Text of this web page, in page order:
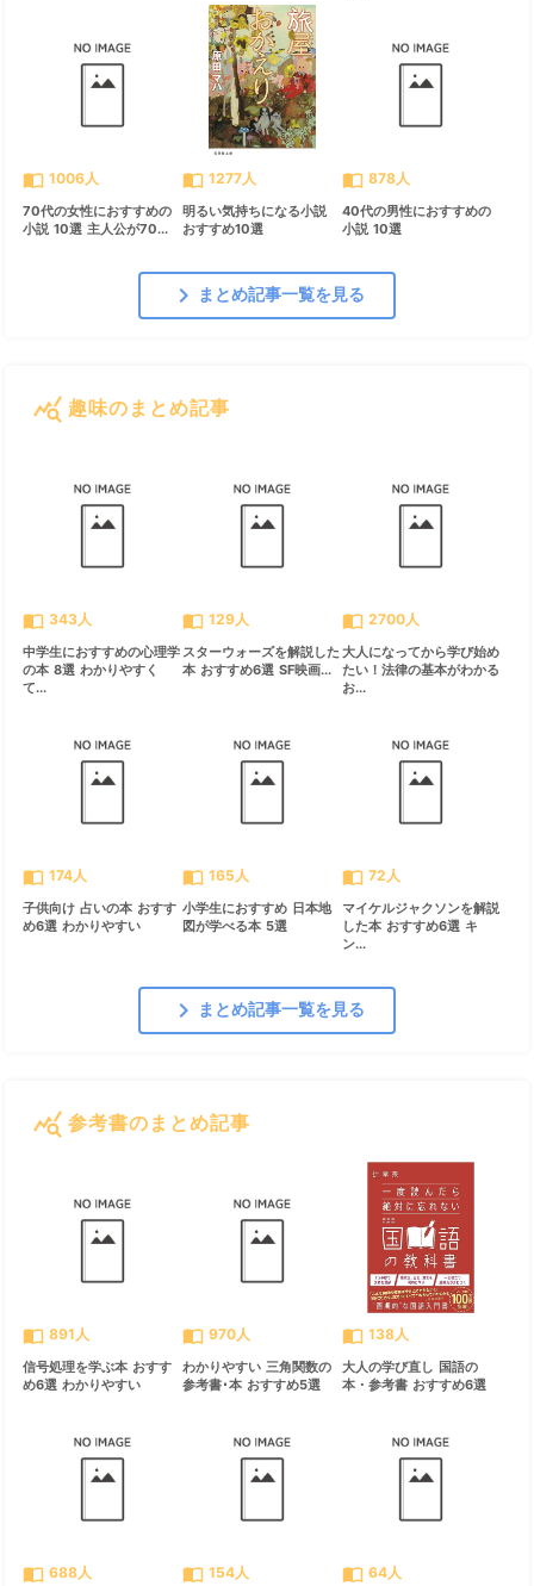
import_contacts 1006人
70代の女性におすすめの
小説 10選 主人公が70...
import_contacts 1277人
明るい気持ちになる小説
おすすめ10選
import_contacts 878人
40代の男性におすすめの
小説 10選
chevron_right まとめ記事一覧を見る
query_stats 趣味のまとめ記事
import_contacts 343人
中学生におすすめの心理学
の本 8選 わかりやすく
て...
import_contacts 129人
スターウォーズを解説した
本 おすすめ6選 SF映画...
import_contacts 2700人
大人になってから学び始め
たい！法律の基本がわかる
お...
import_contacts 174人
子供向け 占いの本 おすす
め6選 わかりやすい
import_contacts 165人
小学生におすすめ 日本地
図が学べる本 5選
import_contacts 72人
マイケルジャクソンを解説
した本 おすすめ6選 キ
ン...
chevron_right まとめ記事一覧を見る
query_stats 参考書のまとめ記事
import_contacts 891人
信号処理を学ぶ本 おすす
め6選 わかりやすい
import_contacts 970人
わかりやすい 三角関数の
参考書･本 おすすめ5選
import_contacts 138人
大人の学び直し 国語の
本・参考書 おすすめ6選
import_contacts 688人 import_contacts 154人 import_contacts 64人